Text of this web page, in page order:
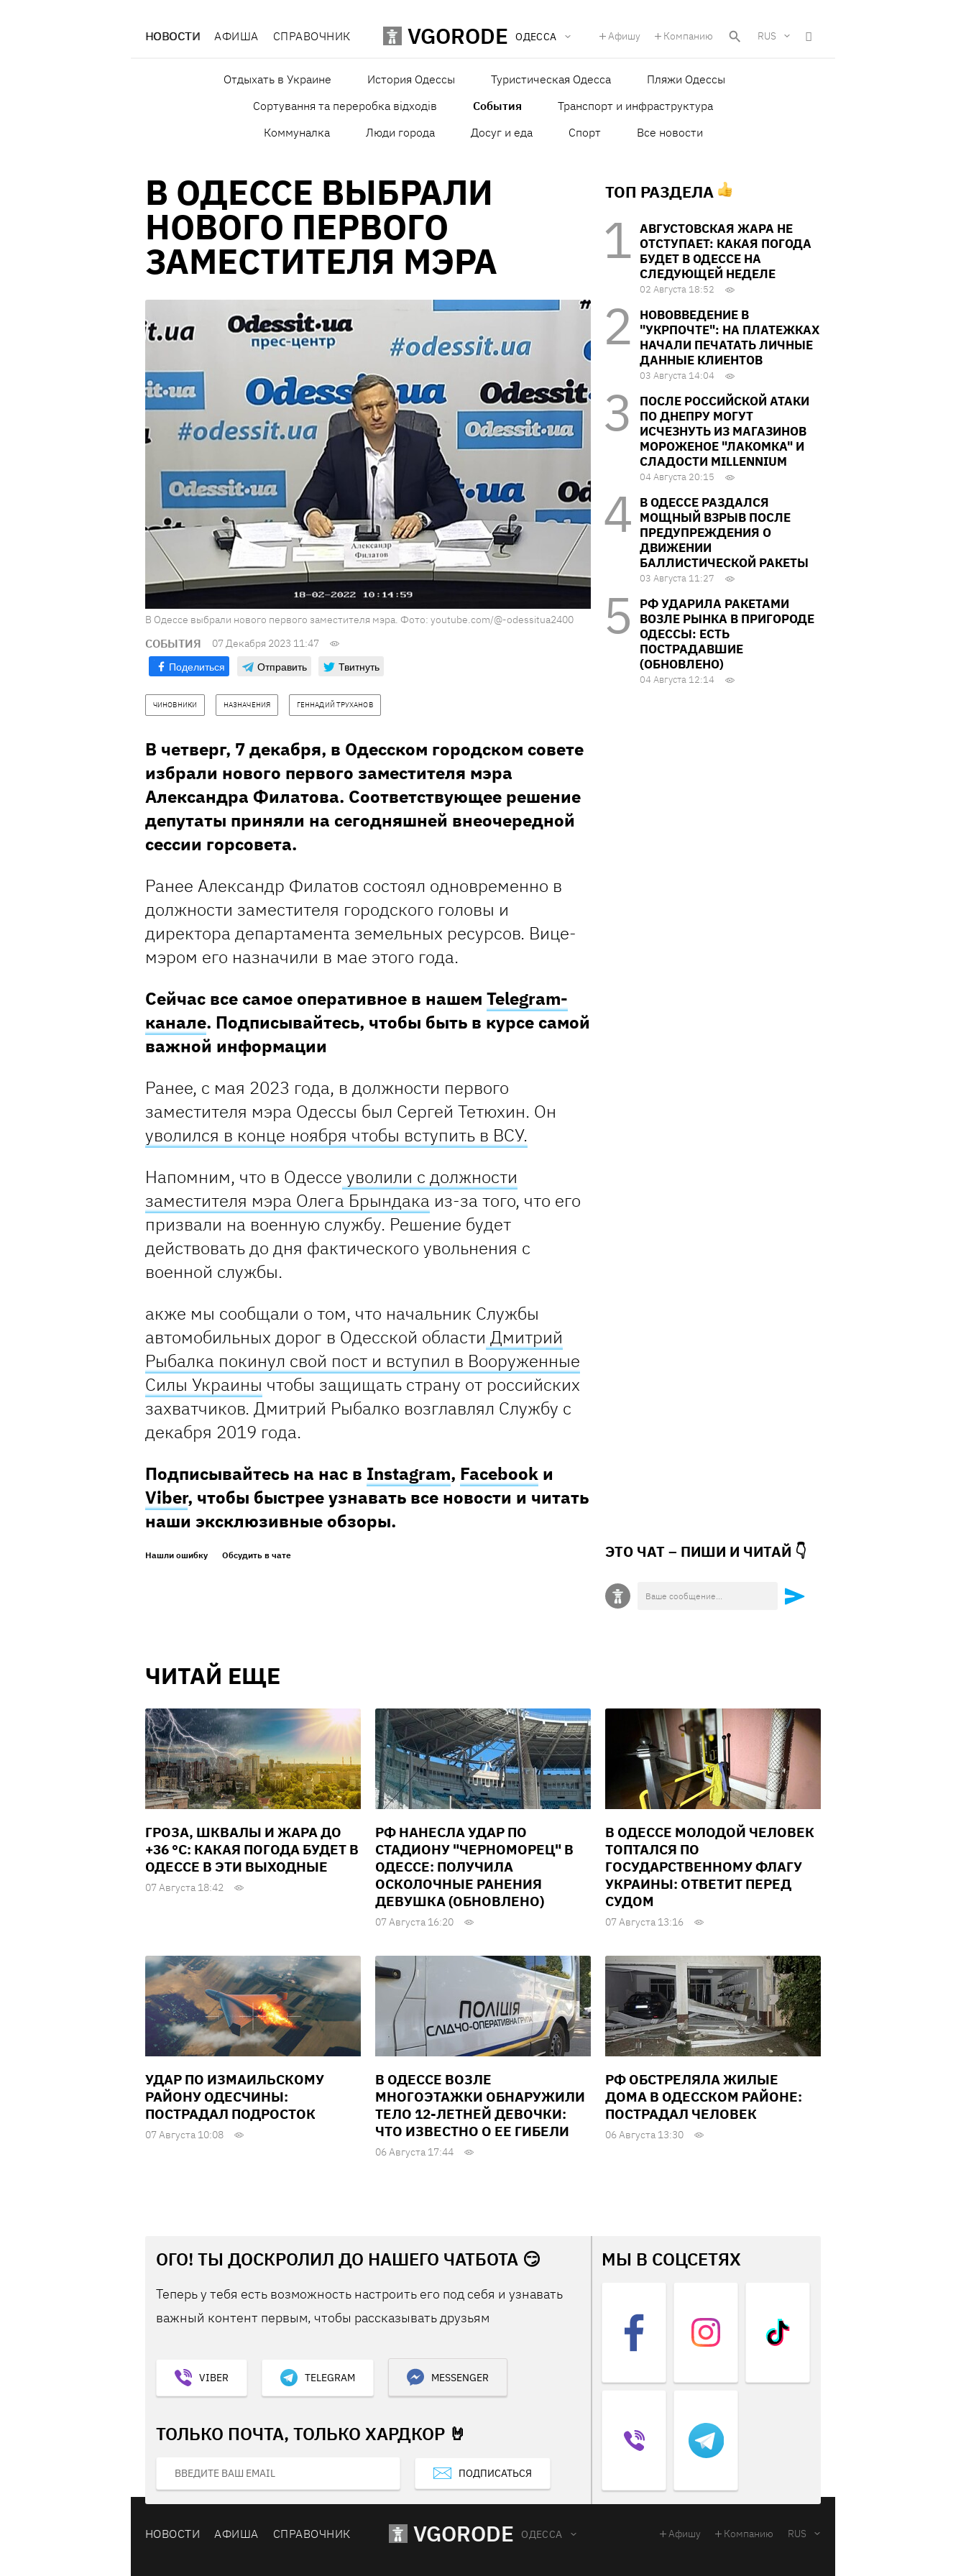
НОВОСТИ АФИША СПРАВОЧНИК VGORODE ОДЕССА Афишу Компанию RUS
Отдыхать в Украине История Одессы Туристическая Одесса
Пляжи Одессы
Сортування та переробка відходів
События
Транспорт и инфраструктура
Коммуналка
Люди города Досуг и еда Спорт Все новости
В ОДЕССЕ ВЫБРАЛИ
НОВОГО ПЕРВОГО
ЗАМЕСТИТЕЛЯ МЭРА
В Одессе выбрали нового первого заместителя мэра. Фото: youtube.com/@-odessitua2400
СОБЫТИЯ 07 Декабря 2023 11:47
Поделиться Отправить Твитнуть
ЧИНОВНИКИ НАЗНАЧЕНИЯ ГЕННАДИЙ ТРУХАНОВ
В четверг, 7 декабря, в Одесском городском совете
избрали нового первого заместителя мэра
Александра Филатова. Соответствующее решение
депутаты приняли на сегодняшней внеочередной
сессии горсовета.
Ранее Александр Филатов состоял одновременно в
должности заместителя городского головы и
директора департамента земельных ресурсов. Вице-
мэром его назначили в мае этого года.
Сейчас все самое оперативное в нашем Telegram-
канале. Подписывайтесь, чтобы быть в курсе самой
важной информации
Ранее, с мая 2023 года, в должности первого
заместителя мэра Одессы был Сергей Тетюхин. Он
уволился в конце ноября чтобы вступить в ВСУ.
Напомним, что в Одессе уволили с должности
заместителя мэра Олега Брындака из-за того, что его
призвали на военную службу. Решение будет
действовать до дня фактического увольнения с
военной службы.
акже мы сообщали о том, что начальник Службы
автомобильных дорог в Одесской области Дмитрий
Рыбалка покинул свой пост и вступил в Вооруженные
Силы Украины чтобы защищать страну от российских
захватчиков. Дмитрий Рыбалко возглавлял Службу с
декабря 2019 года.
Подписывайтесь на нас в Instagram, Facebook и
Viber, чтобы быстрее узнавать все новости и читать
наши эксклюзивные обзоры.
Нашли ошибку Обсудить в чате
ТОП РАЗДЕЛА
АВГУСТОВСКАЯ ЖАРА НЕ
ОТСТУПАЕТ: КАКАЯ ПОГОДА
БУДЕТ В ОДЕССЕ НА
СЛЕДУЮЩЕЙ НЕДЕЛЕ
02 Августа 18:52
НОВОВВЕДЕНИЕ В
"УКРПОЧТЕ": НА ПЛАТЕЖКАХ
НАЧАЛИ ПЕЧАТАТЬ ЛИЧНЫЕ
ДАННЫЕ КЛИЕНТОВ
03 Августа 14:04
ПОСЛЕ РОССИЙСКОЙ АТАКИ
ПО ДНЕПРУ МОГУТ
ИСЧЕЗНУТЬ ИЗ МАГАЗИНОВ
МОРОЖЕНОЕ "ЛАКОМКА" И
СЛАДОСТИ MILLENNIUM
04 Августа 20:15
В ОДЕССЕ РАЗДАЛСЯ
МОЩНЫЙ ВЗРЫВ ПОСЛЕ
ПРЕДУПРЕЖДЕНИЯ О
ДВИЖЕНИИ
БАЛЛИСТИЧЕСКОЙ РАКЕТЫ
03 Августа 11:27
РФ УДАРИЛА РАКЕТАМИ
ВОЗЛЕ РЫНКА В ПРИГОРОДЕ
ОДЕССЫ: ЕСТЬ
ПОСТРАДАВШИЕ
(ОБНОВЛЕНО)
04 Августа 12:14
ЭТО ЧАТ – ПИШИ И ЧИТАЙ 👇
ЧИТАЙ ЕЩЕ
ГРОЗА, ШКВАЛЫ И ЖАРА ДО
+36 °С: КАКАЯ ПОГОДА БУДЕТ В
ОДЕССЕ В ЭТИ ВЫХОДНЫЕ
07 Августа 18:42
РФ НАНЕСЛА УДАР ПО
СТАДИОНУ "ЧЕРНОМОРЕЦ" В
ОДЕССЕ: ПОЛУЧИЛА
ОСКОЛОЧНЫЕ РАНЕНИЯ
ДЕВУШКА (ОБНОВЛЕНО)
07 Августа 16:20
В ОДЕССЕ МОЛОДОЙ ЧЕЛОВЕК
ТОПТАЛСЯ ПО
ГОСУДАРСТВЕННОМУ ФЛАГУ
УКРАИНЫ: ОТВЕТИТ ПЕРЕД
СУДОМ
07 Августа 13:16
УДАР ПО ИЗМАИЛЬСКОМУ
РАЙОНУ ОДЕСЧИНЫ:
ПОСТРАДАЛ ПОДРОСТОК
07 Августа 10:08
В ОДЕССЕ ВОЗЛЕ
МНОГОЭТАЖКИ ОБНАРУЖИЛИ
ТЕЛО 12-ЛЕТНЕЙ ДЕВОЧКИ:
ЧТО ИЗВЕСТНО О ЕЕ ГИБЕЛИ
06 Августа 17:44
РФ ОБСТРЕЛЯЛА ЖИЛЫЕ
ДОМА В ОДЕССКОМ РАЙОНЕ:
ПОСТРАДАЛ ЧЕЛОВЕК
06 Августа 13:30
ОГО! ТЫ ДОСКРОЛИЛ ДО НАШЕГО ЧАТБОТА 😏
Теперь у тебя есть возможность настроить его под себя и узнавать
важный контент первым, чтобы рассказывать друзьям
VIBER TELEGRAM MESSENGER
ТОЛЬКО ПОЧТА, ТОЛЬКО ХАРДКОР 🤘
ПОДПИСАТЬСЯ
МЫ В СОЦСЕТЯХ
НОВОСТИ АФИША СПРАВОЧНИК VGORODE ОДЕССА Афишу Компанию RUS